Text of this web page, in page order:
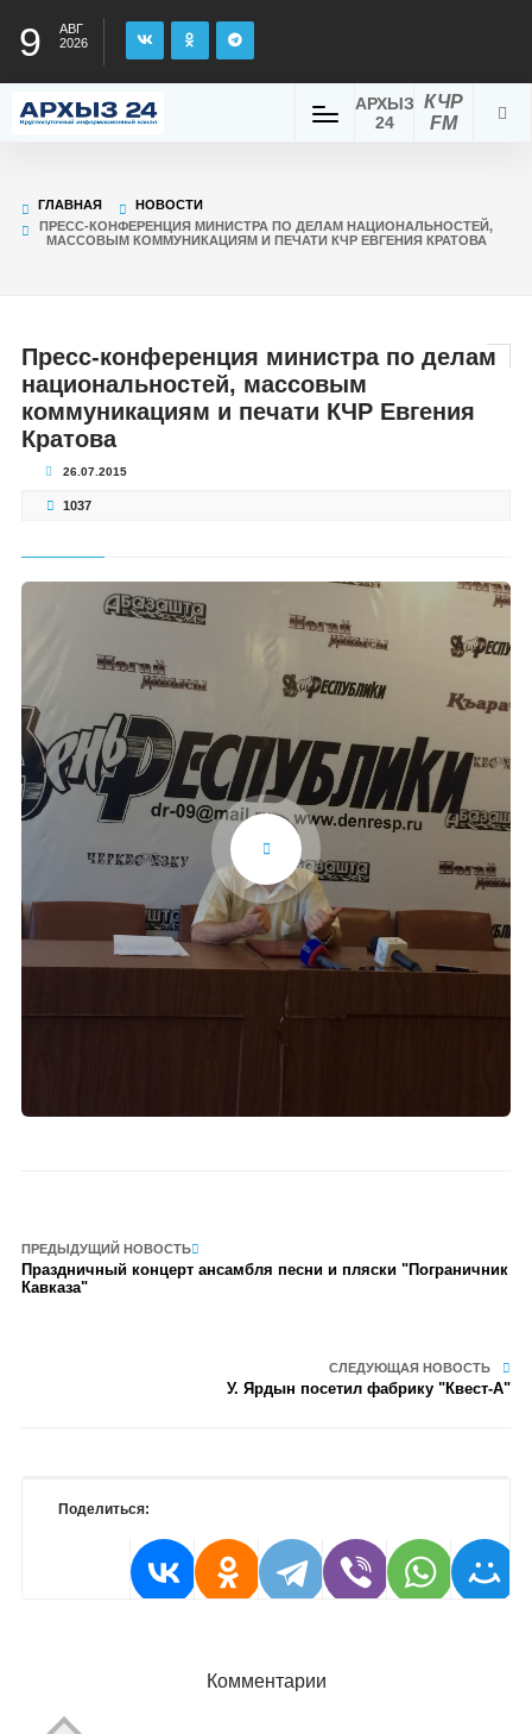
9
АВГ
2026
КЧР
FM
АРХЫЗ
24
ГЛАВНАЯ
НОВОСТИ
ПРЕСС-КОНФЕРЕНЦИЯ МИНИСТРА ПО ДЕЛАМ НАЦИОНАЛЬНОСТЕЙ,
МАССОВЫМ КОММУНИКАЦИЯМ И ПЕЧАТИ КЧР ЕВГЕНИЯ КРАТОВА
Пресс-конференция министра по делам
национальностей, массовым
коммуникациям и печати КЧР Евгения
Кратова
26.07.2015
1037
ПРЕДЫДУЩИЙ НОВОСТЬ
Праздничный концерт ансамбля песни и пляски "Пограничник
Кавказа"
СЛЕДУЮЩАЯ НОВОСТЬ
У. Ярдын посетил фабрику "Квест-А"
Поделиться:
Комментарии